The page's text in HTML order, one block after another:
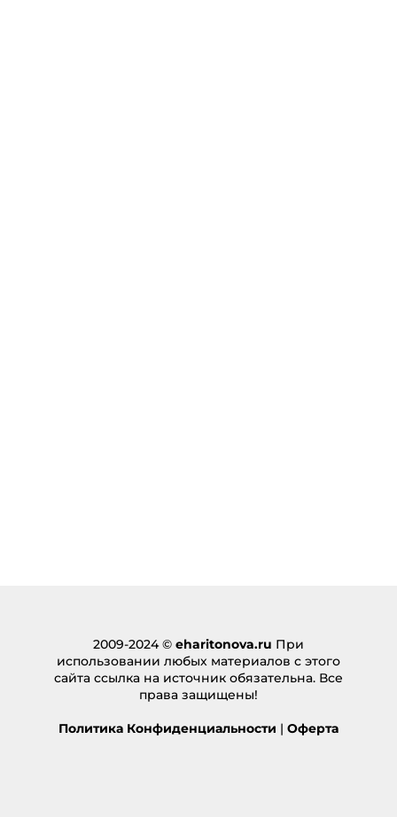
2009-2024 © eharitonova.ru При
использовании любых материалов с этого
сайта ссылка на источник обязательна. Все
права защищены!
Политика Конфиденциальности | Оферта